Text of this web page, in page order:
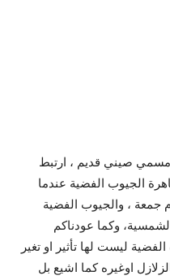
صيني قديم ، ارتبط
الجيوب الفضية عندما
بيوم جمعة ، والجيوب الفضية
وكما عودناكم
ليست لها تأثير او تغير
اوغيره كما اشيع بل